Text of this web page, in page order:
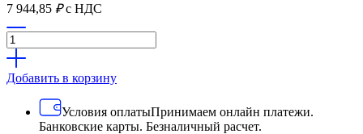
7 944,85 ₽ с НДС
Добавить в корзину
Условия оплатыПринимаем онлайн платежи.
Банковские карты. Безналичный расчет.